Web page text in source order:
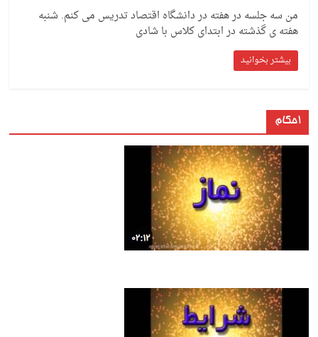
من سه جلسه در هفته در دانشگاه اقتصاد تدریس می کنم. شنبه
هفته ی گذشته در ابتدای کلاس با شادی
بیشتر بخوانید
احکام